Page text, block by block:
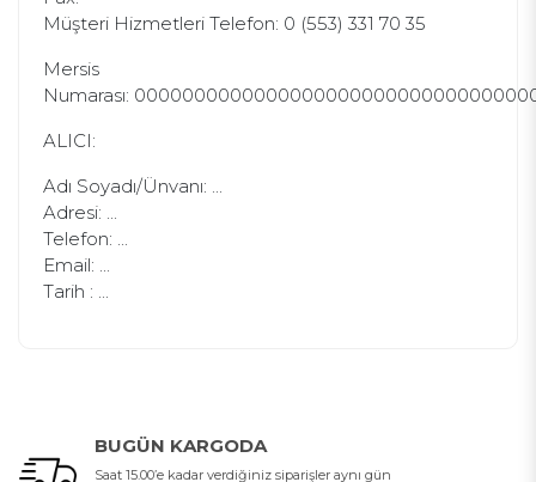
Müşteri Hizmetleri Telefon: 0 (553) 331 70 35
Mersis
Numarası:
ALICI:
Adı Soyadı/Ünvanı: ...
Adresi: ...
Telefon: ...
Email: ...
Tarih : ...
BUGÜN KARGODA
Saat 15.00’e kadar verdiğiniz siparişler aynı gün